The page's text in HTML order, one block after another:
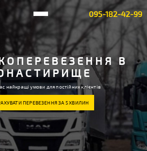
095-182-42-99
В
найкращі умови для постійних клієнтів
ПЕРЕВЕЗЕННЯ ЗА 5 ХВИЛИН